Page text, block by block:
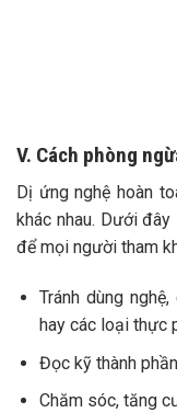
V. Cách phòng
Dị ứng nghệ hoàn
khác nhau. Dưới
để mọi người tham
Tránh dùng
hay các loại thực
Đọc kỹ thành
Chăm sóc, tăng